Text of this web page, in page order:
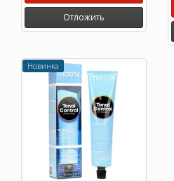
Отложить
Новинка